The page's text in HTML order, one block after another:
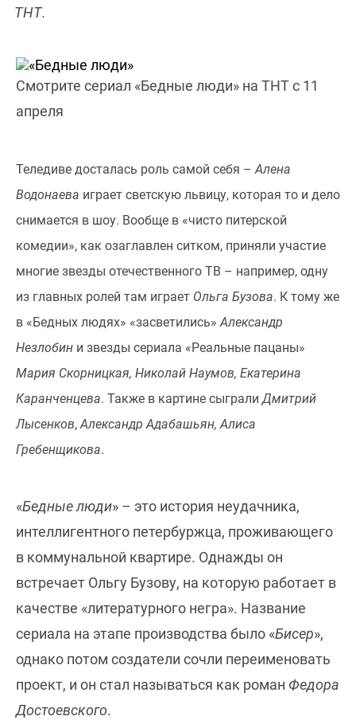
ТНТ.
Смотрите сериал «Бедные люди» на ТНТ с 11
апреля
Теледиве досталась роль самой себя –Алена
Водонаева играет светскую львицу, которая то и дело
снимается в шоу. Вообще в «чисто питерской
комедии», как озаглавлен ситком, приняли участие
многие звезды отечественного ТВ – например, одну
из главных ролей там играет Ольга Бузова. К тому же
в «Бедных людях» «засветились»Александр
Незлобин и звезды сериала «Реальные пацаны»
Мария Скорницкая, Николай Наумов, Екатерина
Каранченцева. Также в картине сыграли Дмитрий
Лысенков,Александр Адабашьян, Алиса
Гребенщикова.
«Бедные люди» – это история неудачника,
интеллигентного петербуржца, проживающего
в коммунальной квартире. Однажды он
встречает Ольгу Бузову, на которую работает в
качестве «литературного негра». Название
сериала на этапе производства было «Бисер»,
однако потом создатели сочли переименовать
проект, и он стал называться как роман Федора
Достоевского.